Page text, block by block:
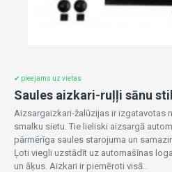
✔ pieejams uz vietas
Saules aizkari-ruļļi sānu
Aizsargaizkari-žalūzijas ir izgatavotas
smalku sietu. Tie lieliski aizsargā
pārmērīga saules starojuma un
Ļoti viegli uzstādīt uz automašīnas
un āķus. Aizkari ir piemēroti visā..